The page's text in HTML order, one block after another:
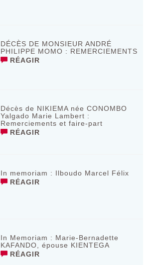
DÉCÈS DE MONSIEUR ANDRÉ
PHILIPPE MOMO : REMERCIEMENTS
RÉAGIR
Décès de NIKIEMA née CONOMBO
Yalgado Marie Lambert :
Remerciements et faire-part
RÉAGIR
In memoriam : Ilboudo Marcel Félix
RÉAGIR
In Memoriam : Marie-Bernadette
KAFANDO, épouse KIENTEGA
RÉAGIR